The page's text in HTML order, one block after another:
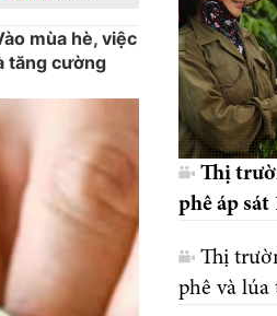
mùa hè, việc
tăng cường
Thị
phê áp
Thị
phê và lúa